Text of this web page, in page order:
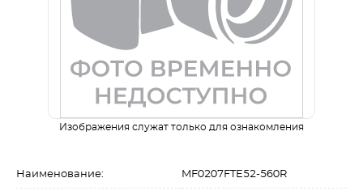
Изображения служат только для ознакомления
Наименование: MF0207FTE52-560R